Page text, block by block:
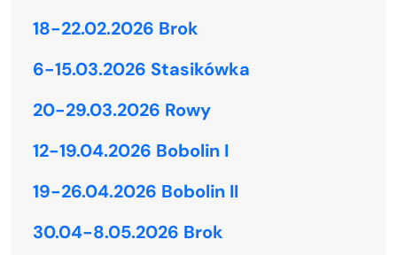
18-22.02.2026 Brok
6-15.03.2026 Stasikówka
20-29.03.2026 Rowy
12-19.04.2026 Bobolin I
19-26.04.2026 Bobolin II
30.04-8.05.2026 Brok